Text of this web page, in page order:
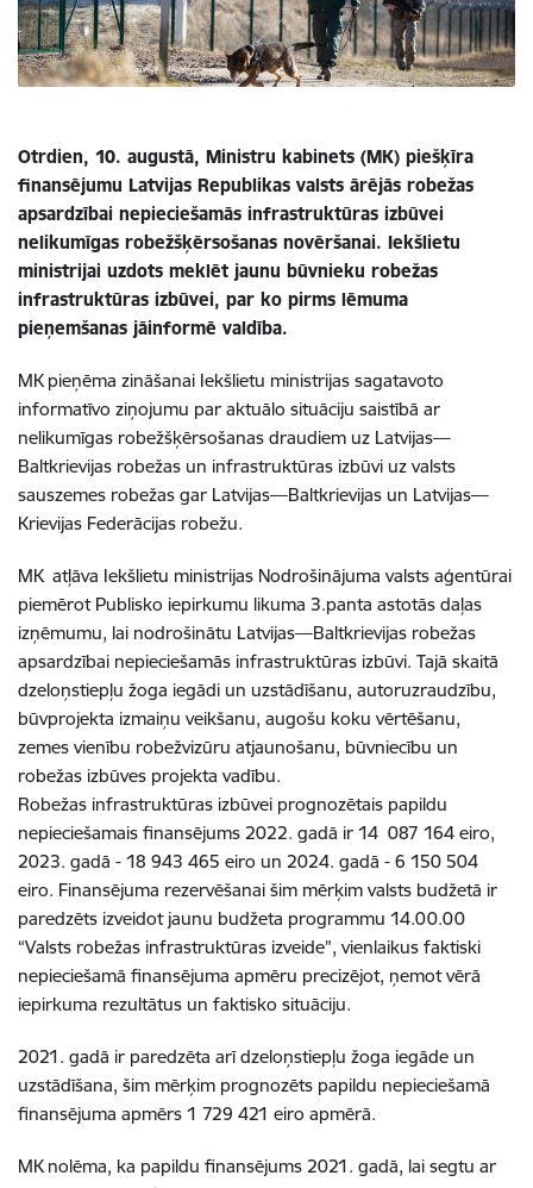
Otrdien, 10. augustā, Ministru kabinets (MK) piešķīra
finansējumu Latvijas Republikas valsts ārējās robežas
apsardzībai nepieciešamās infrastruktūras izbūvei
nelikumīgas robežšķērsošanas novēršanai. Iekšlietu
ministrijai uzdots meklēt jaunu būvnieku robežas
infrastruktūras izbūvei, par ko pirms lēmuma
pieņemšanas jāinformē valdība.
MKpieņēma zināšanai Iekšlietu ministrijas sagatavoto
informatīvo ziņojumu par aktuālo situāciju saistībā ar
nelikumīgas robežšķērsošanas draudiem uz Latvijas—
Baltkrievijas robežas un infrastruktūras izbūvi uz valsts
sauszemes robežas gar Latvijas—Baltkrievijas un Latvijas—
Krievijas Federācijas robežu.
MK atļāva Iekšlietu ministrijas Nodrošinājuma valsts aģentūrai
piemērot Publisko iepirkumu likuma 3.panta astotās daļas
izņēmumu, lai nodrošinātu Latvijas—Baltkrievijas robežas
apsardzībai nepieciešamās infrastruktūras izbūvi. Tajā skaitā
dzeloņstiepļu žoga iegādi un uzstādīšanu, autoruzraudzību,
būvprojekta izmaiņu veikšanu, augošu koku vērtēšanu,
zemes vienību robežvizūru atjaunošanu, būvniecību un
robežas izbūves projekta vadību.
Robežas infrastruktūras izbūvei prognozētais papildu
nepieciešamais finansējums 2022. gadā ir 14 087 164 eiro,
2023. gadā - 18 943 465 eiro un 2024. gadā - 6 150 504
eiro. Finansējuma rezervēšanai šim mērķim valsts budžetā ir
paredzēts izveidot jaunu budžeta programmu 14.00.00
“Valsts robežas infrastruktūras izveide”, vienlaikus faktiski
nepieciešamā finansējuma apmēru precizējot, ņemot vērā
iepirkuma rezultātus un faktisko situāciju.
2021. gadā ir paredzēta arī dzeloņstiepļu žoga iegāde un
uzstādīšana, šim mērķim prognozēts papildu nepieciešamā
finansējuma apmērs 1 729 421 eiro apmērā.
MK nolēma, ka papildu finansējums 2021. gadā, lai segtu ar